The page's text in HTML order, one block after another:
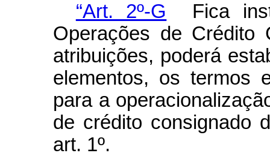
“Art. 2º-G Fica
Operações de Crédito
atribuições, poderá
elementos, os termos
para a
de crédito consignado
art. 1º.